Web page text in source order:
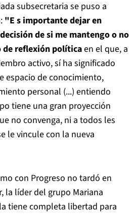
subsecretaria se puso a
"E s importante dejar en
de si me mantengo o no
de reflexión políticaen el que, a
activo, sí ha significado
espacio de conocimiento,
personal (...) entiendo
tiene una gran proyección
no convenga, ni a todos les
le vincule con la nueva
con Progreso no tardó en
la líder del grupo Mariana
tiene completa libertad para